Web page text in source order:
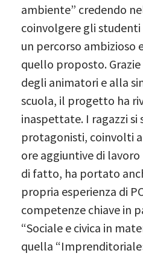
ambiente” credendo
coinvolgere gli studenti
un percorso ambizioso
quello proposto.
degli animatori e alla
scuola, il progetto ha
inaspettate. I ragazzi si
protagonisti, coinvolti
ore aggiuntive di
di fatto, ha portato
propria esperienza di
competenze chiave in
“Sociale e civica in
quella